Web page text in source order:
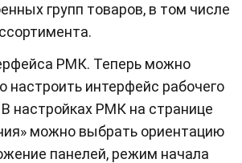
групп товаров, в том числе
РМК. Теперь можно
настроить интерфейс рабочего
настройках РМК на странице
можно выбрать ориентацию
панелей, режим начала